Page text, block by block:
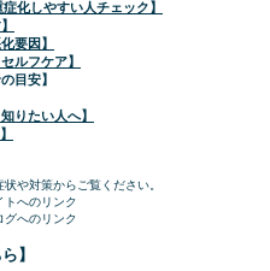
化しやすい人チェック】
要因】
ルフケア】
目安】
りたい人へ】
や対策からご覧ください。
トへのリンク
グへのリンク​
】